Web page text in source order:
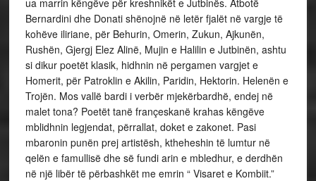
Bernardini dhe Donati shënojnë në letër fjalët në vargje të
kohëve iliriane, për Behurin, Omerin, Zukun, Ajkunën,
Rushën, Gjergj Elez Alinë, Mujin e Halilin e Jutbinën, ashtu
si dikur poetët klasik, hidhnin në pergamen vargjet e
Homerit, për Patroklin e Akilin, Paridin, Hektorin. Helenën e
Trojën. Mos vallë bardi i verbër mjekërbardhë, endej në
malet tona? Poetët tanë françeskanë krahas këngëve
mblidhnin legjendat, përrallat, doket e zakonet. Pasi
mbaronin punën prej artistësh, ktheheshin të lumtur në
qelën e famullisë dhe së fundi arin e mbledhur, e derdhën
në një libër të përbashkët me emrin “ Visaret e Kombiit.”